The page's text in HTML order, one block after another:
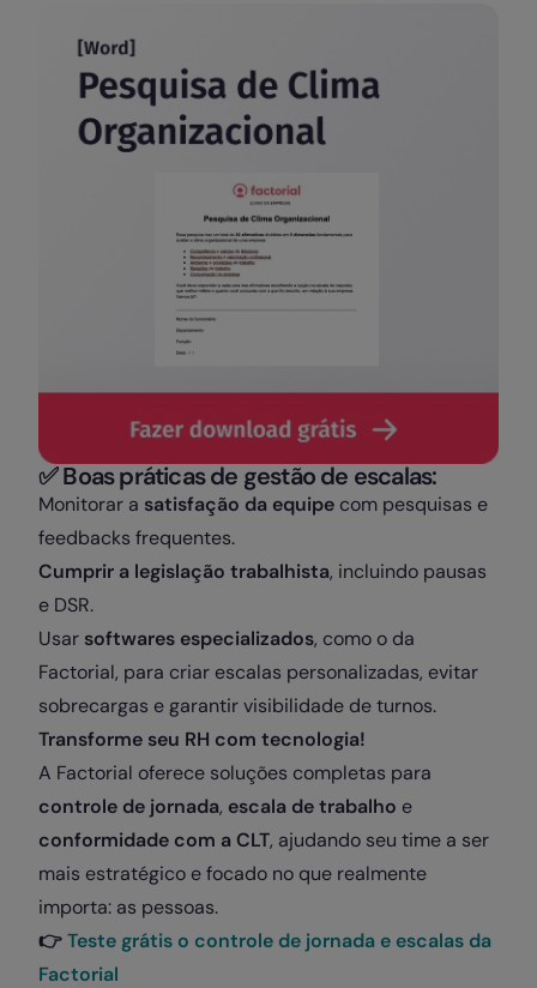
✅Boas práticas de gestão de escalas:
Monitorar a satisfação da equipe com pesquisas e
feedbacks frequentes.
Cumprir a legislação trabalhista, incluindo pausas
e DSR.
Usar softwares especializados, como o da
Factorial, para criar escalas personalizadas, evitar
sobrecargas e garantir visibilidade de turnos.
Transforme seu RH com tecnologia!
A Factorial oferece soluções completas para
controle de jornada, escala de trabalho e
conformidade com a CLT, ajudando seu time a ser
mais estratégico e focado no que realmente
importa: as pessoas.
👉Teste grátis o controle de jornada e escalas da
Factorial